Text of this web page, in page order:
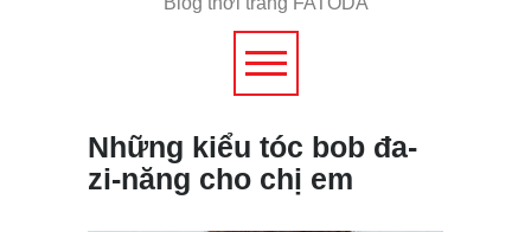
Những kiểu tóc bob đa-
zi-năng cho chị em